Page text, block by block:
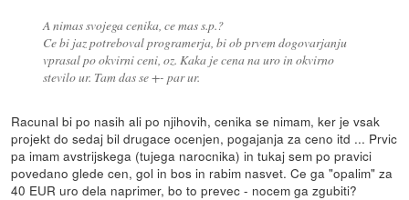
A nimas svojega cenika, ce mas s.p.?
Ce bi jaz potreboval programerja, bi ob prvem dogovarjanju
vprasal po okvirni ceni, oz. Kaka je cena na uro in okvirno
stevilo ur. Tam das se +- par ur.
Racunal bi po nasih ali po njihovih, cenika se nimam, ker je vsak
projekt do sedaj bil drugace ocenjen, pogajanja za ceno itd ... Prvic
pa imam avstrijskega (tujega narocnika) in tukaj sem po pravici
povedano glede cen, gol in bos in rabim nasvet. Ce ga "opalim" za
40 EUR uro dela naprimer, bo to prevec - nocem ga zgubiti?